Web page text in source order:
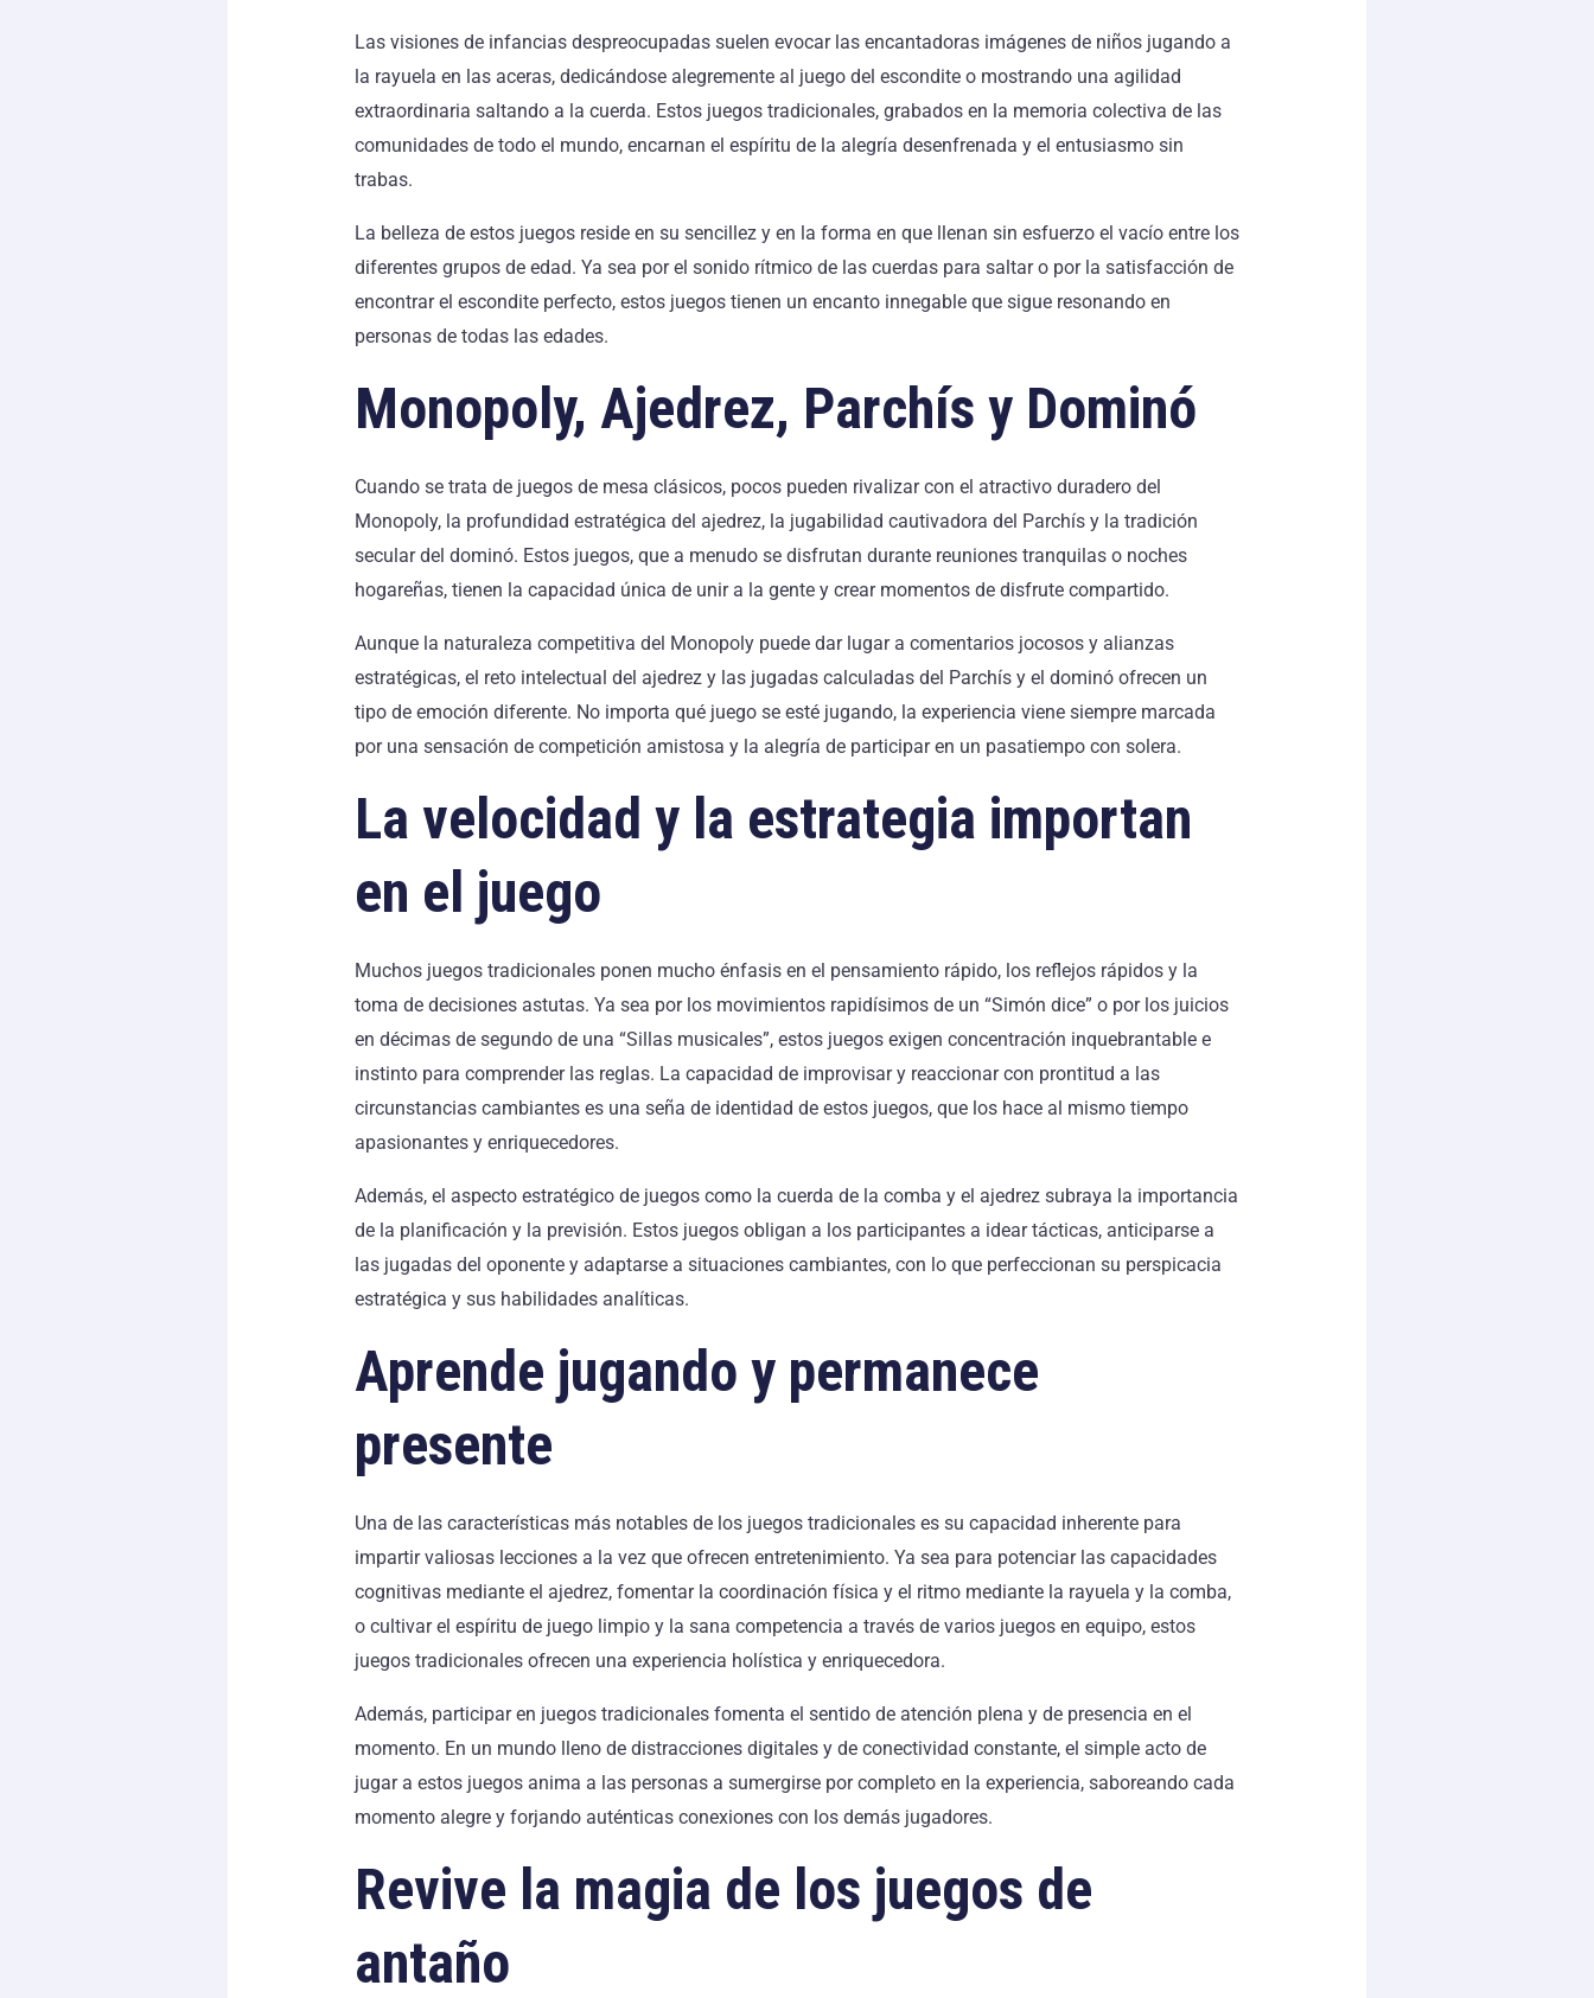
Las visiones de infancias despreocupadas suelen evocar las encantadoras imágenes de niños jugando a
la rayuela en las aceras, dedicándose alegremente al juego del escondite o mostrando una agilidad
extraordinaria saltando a la cuerda. Estos juegos tradicionales, grabados en la memoria colectiva de las
comunidades de todo el mundo, encarnan el espíritu de la alegría desenfrenada y el entusiasmo sin
trabas.
La belleza de estos juegos reside en su sencillez y en la forma en que llenan sin esfuerzo el vacío entre los
diferentes grupos de edad. Ya sea por el sonido rítmico de las cuerdas para saltar o por la satisfacción de
encontrar el escondite perfecto, estos juegos tienen un encanto innegable que sigue resonando en
personas de todas las edades.
Monopoly, Ajedrez, Parchís y Dominó
Cuando se trata de juegos de mesa clásicos, pocos pueden rivalizar con el atractivo duradero del
Monopoly, la profundidad estratégica del ajedrez, la jugabilidad cautivadora del Parchís y la tradición
secular del dominó. Estos juegos, que a menudo se disfrutan durante reuniones tranquilas o noches
hogareñas, tienen la capacidad única de unir a la gente y crear momentos de disfrute compartido.
Aunque la naturaleza competitiva del Monopoly puede dar lugar a comentarios jocosos y alianzas
estratégicas, el reto intelectual del ajedrez y las jugadas calculadas del Parchís y el dominó ofrecen un
tipo de emoción diferente. No importa qué juego se esté jugando, la experiencia viene siempre marcada
por una sensación de competición amistosa y la alegría de participar en un pasatiempo con solera.
La velocidad y la estrategia importan
en el juego
Muchos juegos tradicionales ponen mucho énfasis en el pensamiento rápido, los reflejos rápidos y la
toma de decisiones astutas. Ya sea por los movimientos rapidísimos de un “Simón dice” o por los juicios
en décimas de segundo de una “Sillas musicales”, estos juegos exigen concentración inquebrantable e
instinto para comprender las reglas. La capacidad de improvisar y reaccionar con prontitud a las
circunstancias cambiantes es una seña de identidad de estos juegos, que los hace al mismo tiempo
apasionantes y enriquecedores.
Además, el aspecto estratégico de juegos como la cuerda de la comba y el ajedrez subraya la importancia
de la planificación y la previsión. Estos juegos obligan a los participantes a idear tácticas, anticiparse a
las jugadas del oponente y adaptarse a situaciones cambiantes, con lo que perfeccionan su perspicacia
estratégica y sus habilidades analíticas.
Aprende jugando y permanece
presente
Una de las características más notables de los juegos tradicionales es su capacidad inherente para
impartir valiosas lecciones a la vez que ofrecen entretenimiento. Ya sea para potenciar las capacidades
cognitivas mediante el ajedrez, fomentar la coordinación física y el ritmo mediante la rayuela y la comba,
o cultivar el espíritu de juego limpio y la sana competencia a través de varios juegos en equipo, estos
juegos tradicionales ofrecen una experiencia holística y enriquecedora.
Además, participar en juegos tradicionales fomenta el sentido de atención plena y de presencia en el
momento. En un mundo lleno de distracciones digitales y de conectividad constante, el simple acto de
jugar a estos juegos anima a las personas a sumergirse por completo en la experiencia, saboreando cada
momento alegre y forjando auténticas conexiones con los demás jugadores.
Revive la magia de los juegos de
antaño